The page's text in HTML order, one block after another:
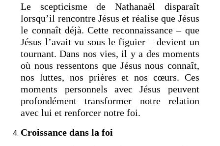
Le scepticisme de Nathanaël disparaît
lorsqu’il rencontre Jésus et réalise que Jésus
le connaît déjà. Cette reconnaissance – que
Jésus l’avait vu sous le figuier – devient un
tournant. Dans nos vies, il y a des moments
où nous ressentons que Jésus nous connaît,
nos luttes, nos prières et nos cœurs. Ces
moments personnels avec Jésus peuvent
profondément transformer notre relation
avec lui et renforcer notre foi.
Croissance dans la foi